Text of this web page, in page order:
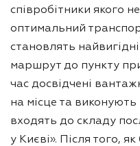
співробітники якого
оптимальний
становлять
маршрут до пункту
час досвідчені
на місце та виконують
входять до складу
у Києві». Після того,